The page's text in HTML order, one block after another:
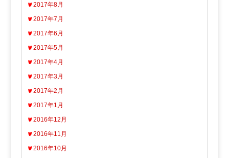
2017年8月
2017年7月
2017年6月
2017年5月
2017年4月
2017年3月
2017年2月
2017年1月
2016年12月
2016年11月
2016年10月